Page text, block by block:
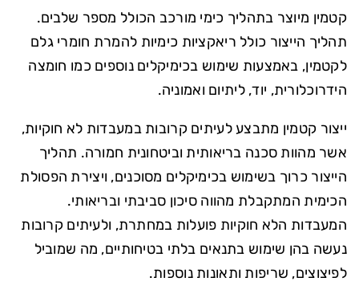
קטמין מיוצר בתהליך כימי מורכב הכולל מספר שלבים.
תהליך הייצור כולל ריאקציות כימיות להמרת חומרי גלם
לקטמין, באמצעות שימוש בכימיקלים נוספים כמו חומצה
הידרוכלורית, יוד, ליתיום ואמוניה.
ייצור קטמין מתבצע לעיתים קרובות במעבדות לא חוקיות,
אשר מהוות סכנה בריאותית וביטחונית חמורה. תהליך
הייצור כרוך בשימוש בכימיקלים מסוכנים, ויצירת הפסולת
הכימית המתקבלת מהווה סיכון סביבתי ובריאותי.
המעבדות הלא חוקיות פועלות במחתרת, ולעיתים קרובות
נעשה בהן שימוש בתנאים בלתי בטיחותיים, מה שמוביל
לפיצוצים, שריפות ותאונות נוספות.